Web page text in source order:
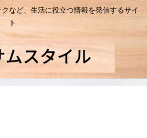
など、生活に役立つ情報を発信するサイ
ト